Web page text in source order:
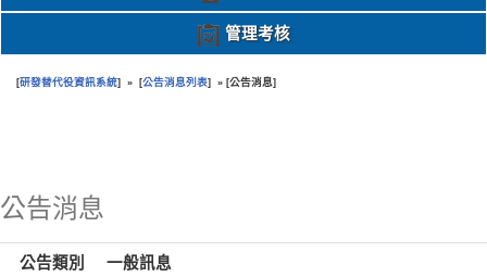
管理考核
[研發替代役資訊系統] » [公告消息列表] » [公告消息]
公告消息
公告類別 一般訊息